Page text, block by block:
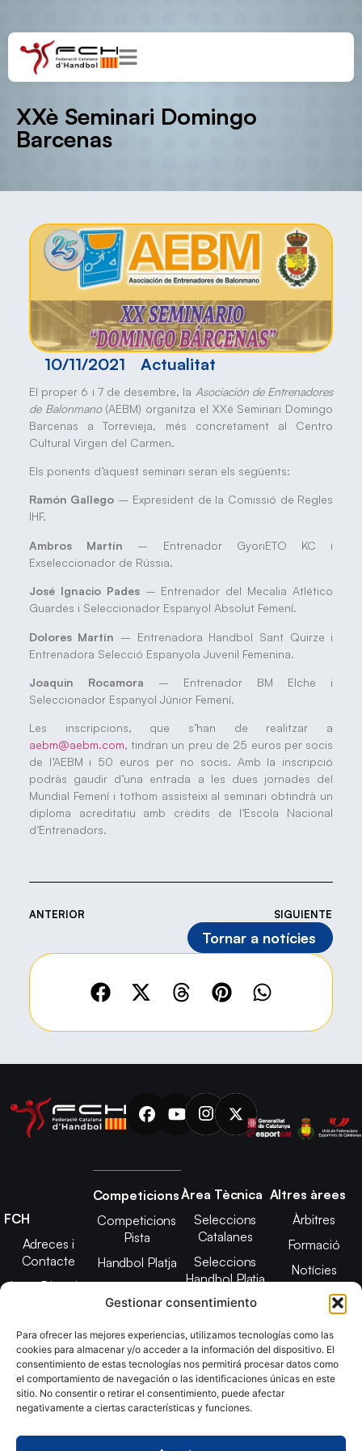
Gestionar consentimiento
Para ofrecer las mejores experiencias, utilizamos tecnologías como las
cookies para almacenar y/o acceder a la información del dispositivo. El
consentimiento de estas tecnologías nos permitirá procesar datos como
el comportamiento de navegación o las identificaciones únicas en este
sitio. No consentir o retirar el consentimiento, puede afectar
negativamente a ciertas características y funciones.
XXè Seminari Domingo
Barcenas
10/11/2021 Actualitat
El proper 6 i 7 de desembre, la Asociación de Entrenadores
de Balonmano(AEBM) organitza el XXé Seminari Domingo
Barcenas a Torrevieja, més concretament al Centro
Cultural Virgen del Carmen.
Els ponents d’aquest seminari seran els següents:
Ramón Gallego – Expresident de la Comissió de Regles
IHF.
Ambros Martín – Entrenador GyoriETO KC i
Exseleccionador de Rússia.
José Ignacio Pades– Entrenador del Mecalia Atlético
Guardes i Seleccionador Espanyol Absolut Femení.
Dolores Martín – Entrenadora Handbol Sant Quirze i
Entrenadora Selecció Espanyola Juvenil Femenina.
Joaquin Rocamora – Entrenador BM Elche i
Seleccionador Espanyol Júnior Femení.
Les inscripcions, que s’han de realitzar a
aebm@aebm.com, tindran un preu de 25 euros per socis
de l’AEBM i 50 euros per no socis. Amb la inscripció
podràs gaudir d’una entrada a les dues jornades del
Mundial Femení i tothom assisteixi al seminari obtindrà un
diploma acreditatiu amb crèdits de l’Escola Nacional
d’Entrenadors.
ANTERIOR SIGUIENTE
Tornar a notícies
FCH
Adreces i
Contacte
Junta Directiva
2025
Estatuts
Transparència
Imatge
Competicions
Competicions
Pista
Handbol Platja
Àrea Tècnica
Seleccions
Catalanes
Seleccions
Handbol Platja
Tecnificació
CATH
Promoció
Altres àrees
Àrbitres
Formació
Notícies
Adreces de
contacte